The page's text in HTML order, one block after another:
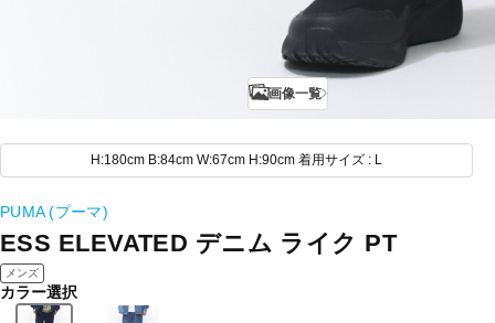
画像一覧
H:180cm B:84cm W:67cm H:90cm 着用サイズ : L
PUMA (プーマ)
ESS ELEVATED デニム ライク PT
メンズ
カラー選択